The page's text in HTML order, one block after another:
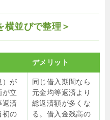
横並びで整理＞
デメリット
）が
が立
返済
初の
同じ借入期間なら
元金均等返済より
総返済額が多くな
る。借入金残高の